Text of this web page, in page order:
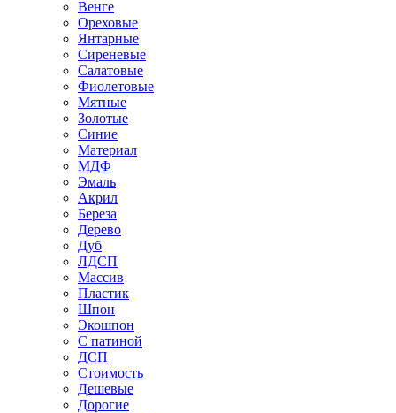
Венге
Ореховые
Янтарные
Сиреневые
Салатовые
Фиолетовые
Мятные
Золотые
Синие
Материал
МДФ
Эмаль
Акрил
Береза
Дерево
Дуб
ЛДСП
Массив
Пластик
Шпон
Экошпон
С патиной
ДСП
Стоимость
Дешевые
Дорогие